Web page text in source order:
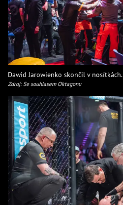
Dawid Jarowienko skončil v nosítkách.
Zdroj: Se souhlasem Oktagonu